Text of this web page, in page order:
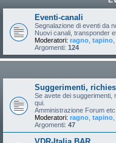
Eventi-canali
Segnalazione di eventi da
Nuovi canali, transponder
Moderatori: ragno tapino
Argomenti: 124
Suggerimenti,
Se avete dei suggerimenti,
qui.
Amministrazione Forum etc.
Moderatori: ragno tapino
Argomenti: 47